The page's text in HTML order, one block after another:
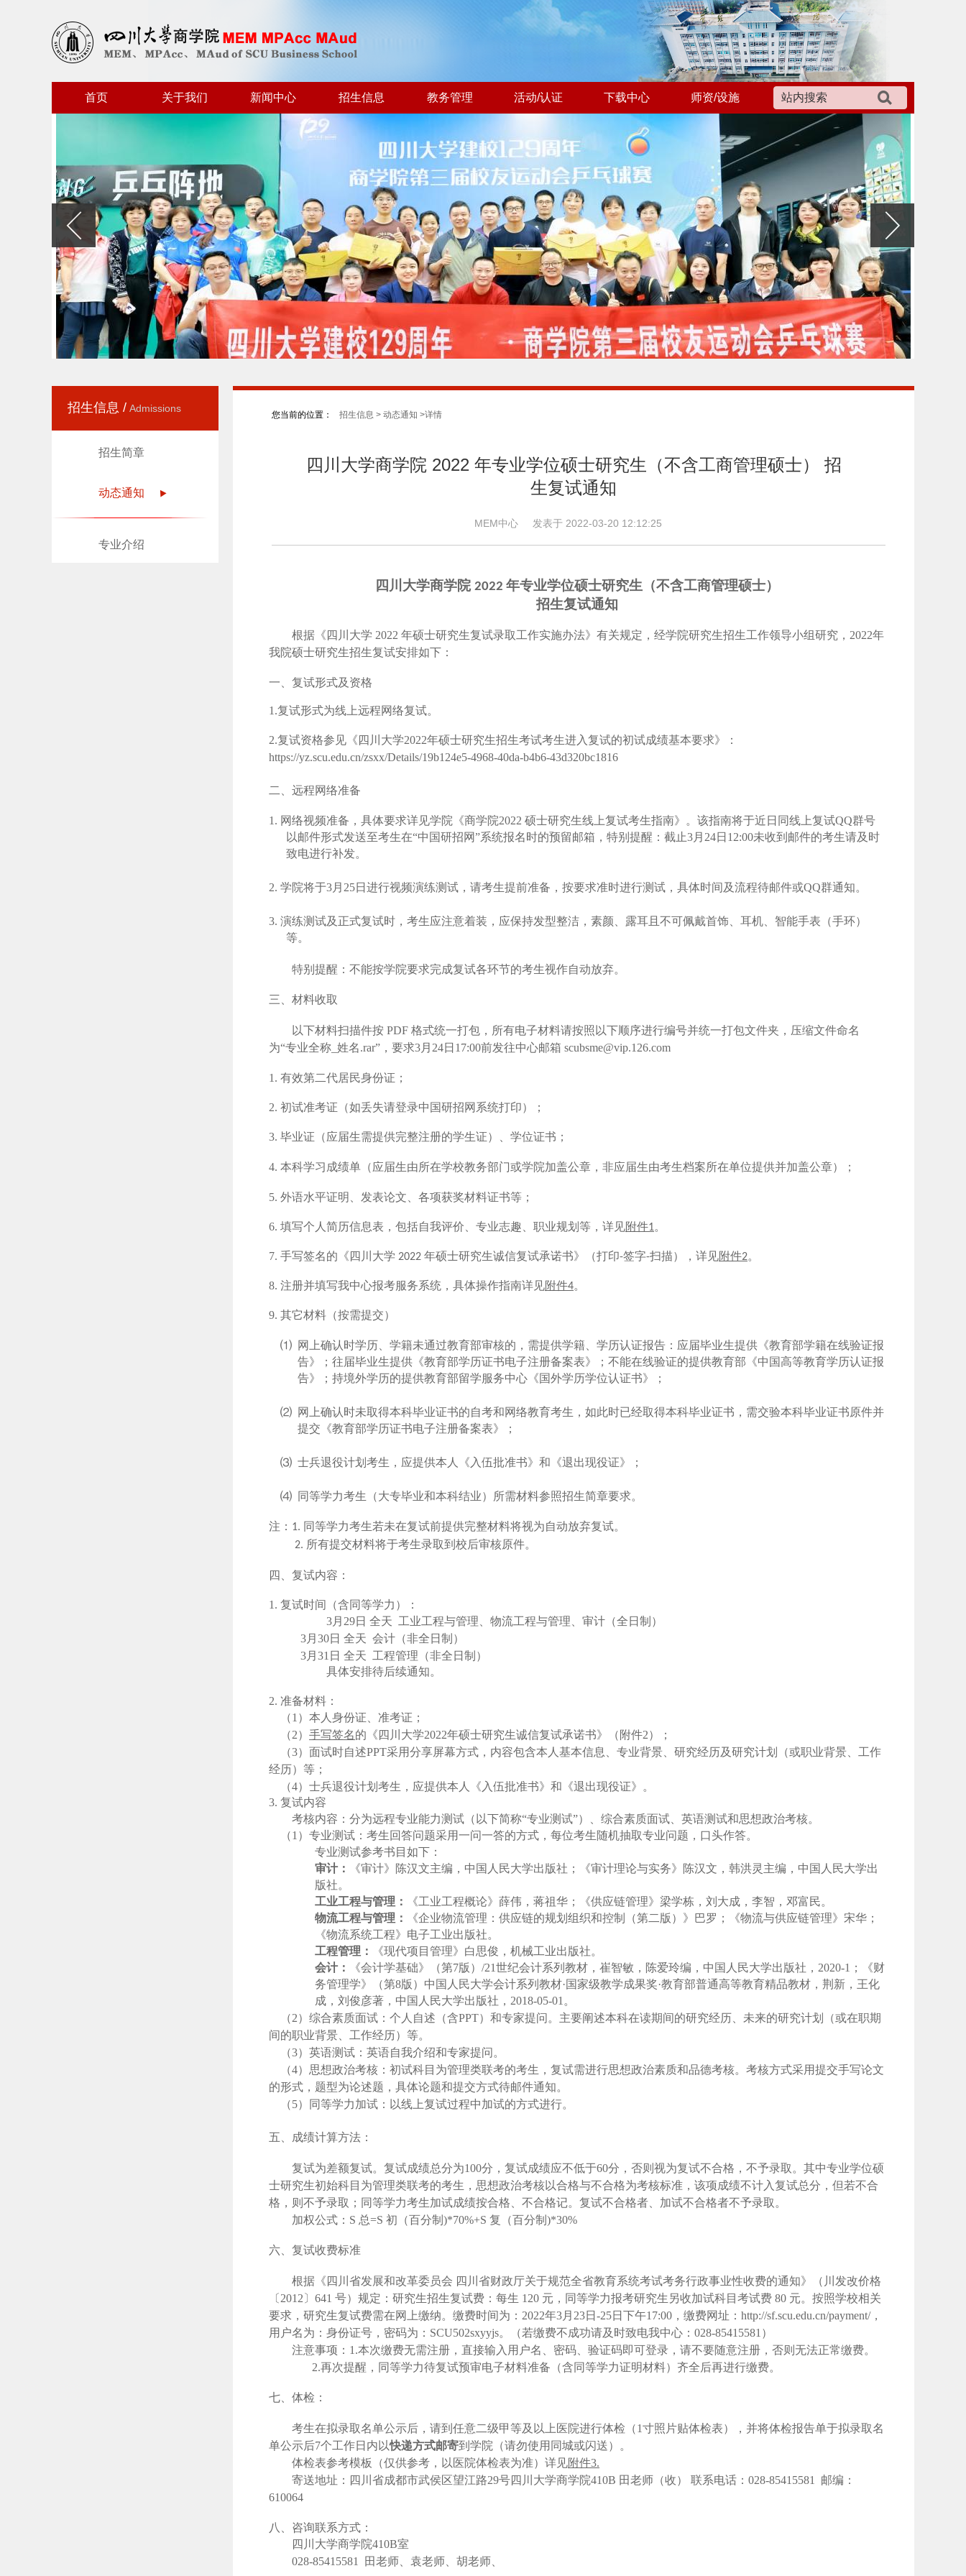
首页 关于我们 新闻中心 招生信息 教务管理 活动/认证 下载中心 师资/设施
招生信息 / Admissions
招生简章
动态通知
专业介绍
您当前的位置： 招生信息 > 动态通知 >详情
四川大学商学院 2022 年专业学位硕士研究生（不含工商管理硕士） 招
生复试通知
MEM中心 发表于 2022-03-20 12:12:25
四川大学商学院 2022 年专业学位硕士研究生（不含工商管理硕士）
招生复试通知
根据《四川大学 2022 年硕士研究生复试录取工作实施办法》有关规定，经学院研究生招生工作领导小组研究，2022年
我院硕士研究生招生复试安排如下：
一、复试形式及资格
1.复试形式为线上远程网络复试。
2.复试资格参见《四川大学2022年硕士研究生招生考试考生进入复试的初试成绩基本要求》：
https://yz.scu.edu.cn/zsxx/Details/19b124e5-4968-40da-b4b6-43d320bc1816
二、远程网络准备
1. 网络视频准备，具体要求详见学院《商学院2022 硕士研究生线上复试考生指南》。该指南将于近日同线上复试QQ群号
以邮件形式发送至考生在“中国研招网”系统报名时的预留邮箱，特别提醒：截止3月 24日1 2:00未收到邮件的考生请及时
致电进行补发。
2. 学院将于3月 25日进行视频演练测试，请考生提前准备，按要求准时进行测试，具体时间及流程待邮件或QQ群通知。
3. 演练测试及正式复试时，考生应注意着装，应保持发型整洁，素颜、露耳且不可佩戴首饰、耳机、智能手表（手环）
等。
特别提醒：不能按学院要求完成复试各环节的考生视作自动放弃。
三、材料收取
以下材料扫描件按 PDF 格式统一打包，所有电子材料请按照以下顺序进行编号并统一打包文件夹，压缩文件命名
为“专业全称_姓名.rar”，要求3月 24日1 7:00前发往中心邮箱 scubsme@vip.126.com
1. 有效第二代居民身份证；
2. 初试准考证（如丢失请登录中国研招网系统打印）；
3. 毕业证（应届生需提供完整注册的学生证）、学位证书；
4. 本科学习成绩单（应届生由所在学校教务部门或学院加盖公章，非应届生由考生档案所在单位提供并加盖公章）；
5. 外语水平证明、发表论文、各项获奖材料证书等；
6. 填写个人简历信息表， 包括自我评价、专业志趣、职业规划等， 详见附件1。
7. 手写签名的《四川大学 2022 年硕士研究生诚信复试承诺书》（打印-签字-扫描），详见附件2。
8. 注册并填写我中心报考服务系统，具体操作指南详见附件4。
9. 其它材料（按需提交）
⑴ 网上确认时学历、学籍未通过教育部审核的，需提供学籍、学历认证报告：应届毕业生提供《教育部学籍在线验证报
告》；往届毕业生提供《教育部学历证书电子注册备案表》；不能在线验证的提供教育部《中国高等教育学历认证报
告》；持境外学历的提供教育部留学服务中心《国外学历学位认证书》；
⑵ 网上确认时未取得本科毕业证书的自考和网络教育考生，如此时已经取得本科毕业证书，需交验本科毕业证书原件并
提交《教育部学历证书电子注册备案表》；
⑶ 士兵退役计划考生，应提供本人《入伍批准书》和《退出现役证》；
⑷ 同等学力考生（大专毕业和本科结业）所需材料参照招生简章要求。
注： 1. 同等学力考生若未在复试前提供完整材料将视为自动放弃复试。
2. 所有提交材料将于考生录取到校后审核原件。
四、复试内容：
1. 复试时间（含同等学力）：
3月 29日 全天 工业工程与管理、物流工程与管理、审计（全日制）
3月 30日 全天 会计（非全日制）
3月 31日 全天 工程管理（非全日制）
具体安排待后续通知。
2. 准备材料：
（1）本人身份证、准考证；
（2） 手写签名的《四川大学2022年硕士研究生诚信复试承诺书》（附件2）；
（3）面试时自述PPT采用分享屏幕方式，内容包含本人基本信息、专业背景、研究经历及研究计划（或职业背景、工作
经历）等；
（4）士兵退役计划考生，应提供本人《入伍批准书》和《退出现役证》。
3. 复试内容
考核内容： 分为远程专业能力测试（以下简称“专业测试”）、综合素质面试、英语测试和思想政治考核。
（1） 专业测试：考生回答问题采用一问一答的方式，每位考生随机抽取专业问题，口头作答。
专业测试参考书目如下：
审计：
《审计》陈汉文主编，中国人民大学出版社；《审计理论与实务》陈汉文，韩洪灵主编，中国人民大学出
版社。
工业工程与管理：
《工业工程概论》薛伟，蒋祖华；《供应链管理》梁学栋，刘大成，李智，邓富民。
物流工程与管理：
《企业物流管理：供应链的规划组织和控制（第二版）》巴罗；《物流与供应链管理》宋华；
《物流系统工程》电子工业出版社。
工程管理：
《现代项目管理》白思俊，机械工业出版社。
会计：
《会计学基础》（第7版）/21世纪会计系列教材，崔智敏，陈爱玲编，中国人民大学出版社， 2020-1 ；《财
务管理学》（第8版）中国人民大学会计系列教材·国家级教学成果奖·教育部普通高等教育精品教材，荆新，王化
成，刘俊彦著，中国人民大学出版社，2018-05-01 。
（2）综合素质面试：个人自述（含PPT）和专家提问。主要阐述本科在读期间的研究经历、未来的研究计划（或在职期
间的职业背景、工作经历）等。
（3）英语测试：英语自我介绍和专家提问。
（4）思想政治考核：初试科目为管理类联考的考生，复试需进行思想政治素质和品德考核。考核方式采用提交手写论文
的形式，题型为论述题，具体论题和提交方式待邮件通知。
（5）同等学力加试：以线上复试过程中加试的方式进行。
五、成绩计算方法：
复试为差额复试。 复试成绩总分为100分，复试成绩应不低于60分，否则视为复试不合格，不予录取。其中专业学位硕
士研究生初始科目为管理类联考的考生，思想政治考核以合格与不合格为考核标准，该项成绩不计入复试总分，但若不合
格，则不予录取；同等学力考生加试成绩按合格、不合格记。复试不合格者、加试不合格者不予录取。
加权公式： S 总=S 初（百分制)*70%+S 复（百分制)*30%
六、复试收费标准
根据《四川省发展和改革委员会 四川省财政厅关于规范全省教育系统考试考务行政事业性收费的通知》（川发改价格
〔 2012〕641 号）规定：研究生招生复试费：每生 120 元，同等学力报考研究生另收加试科目考试费 80 元。按照学校相关
要求，研究生复试费需在网上缴纳。缴费时间为：2022年3月 23日 -25日下午1 7:00 ，缴费网址： http://sf.scu.edu.cn/payment/，
用户名为：身份证号，密码为：SCU502sxyyjs。（若缴费不成功请及时致电我中心：028-85415581）
注意事项： 1.本次缴费无需注册，直接输入用户名、密码、验证码即可登录，请不要随意注册，否则无法正常缴费。
2.再次提醒，同等学力待复试预审电子材料准备（含同等学力证明材料）齐全后再进行缴费。
七、体检：
考生在拟录取名单公示后，请到任意二级甲等及以上医院进行体检（1寸照片贴体检表），并将体检报告单于拟录取名
单公示后7个工作日内以快递方式邮寄到学院（请勿使用同城或闪送）。
体检表参考模板（仅供参考，以医院体检表为准）详见附件3.
寄送地址：四川省成都市武侯区望江路29号四川大学商学院410B 田老师（收） 联系电话： 028-85415581 邮编：
610064
八、咨询联系方式：
四川大学商学院410B室
028-8541 5581 田老师、袁老师、胡老师、